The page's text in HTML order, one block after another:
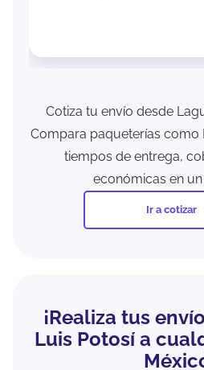
Cotiza tu envío desde
Compara paqueterías como
tiempos de entrega,
económicas en
Ir a cotizar
¡Realiza tus
Luis Potosí a